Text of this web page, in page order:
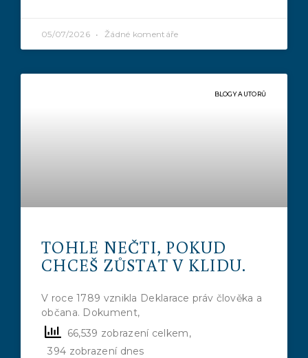
05/07/2026 Žádné komentáře
BLOGY AUTORŮ
TOHLE NEČTI, POKUD
CHCEŠ ZŮSTAT V KLIDU.
V roce 1789 vznikla Deklarace práv člověka a
občana. Dokument,
66,539 zobrazení celkem,
394 zobrazení dnes